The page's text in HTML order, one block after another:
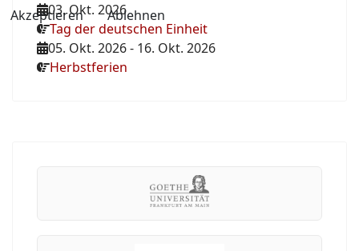
03. Okt. 2026
Tag der deutschen Einheit
05. Okt. 2026- 16. Okt. 2026
Herbstferien
Akzeptieren
Ablehnen